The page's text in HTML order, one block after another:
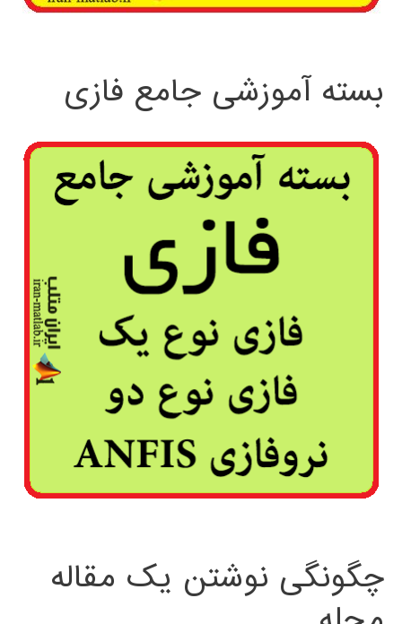
بسته آموزشی جامع فازی
چگونگی نوشتن یک مقاله